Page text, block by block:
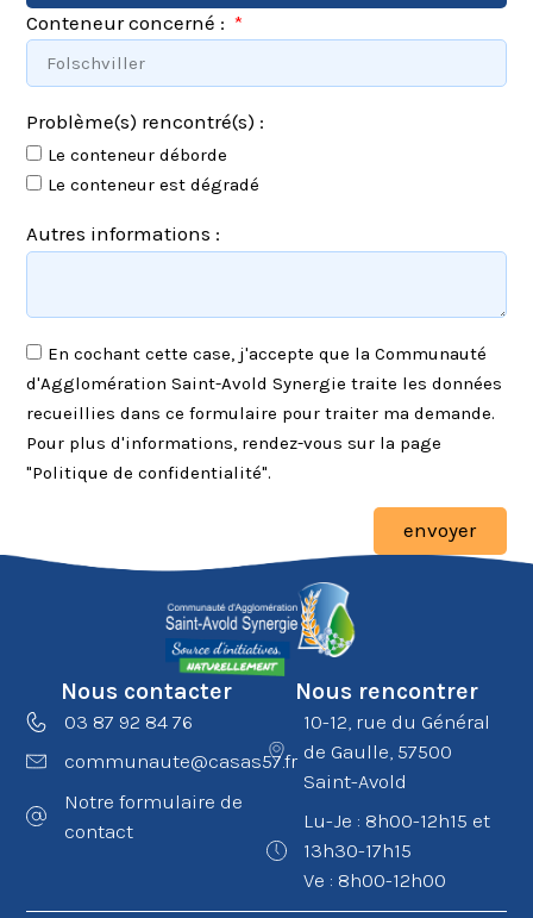
Conteneur concerné :
Problème(s) rencontré(s) :
Le conteneur déborde
Le conteneur est dégradé
Autres informations :
En cochant cette case, j'accepte que la Communauté
d'Agglomération Saint-Avold Synergie traite les données
recueillies dans ce formulaire pour traiter ma demande.
Pour plus d'informations, rendez-vous sur la page
"Politique de confidentialité".
envoyer
Nous contacter
03 87 92 84 76
communaute@casas57.fr
Notre formulaire de
contact
Nous rencontrer
10-12, rue du Général
de Gaulle, 57500
Saint-Avold
Lu-Je : 8h00-12h15 et
13h30-17h15
Ve : 8h00-12h00